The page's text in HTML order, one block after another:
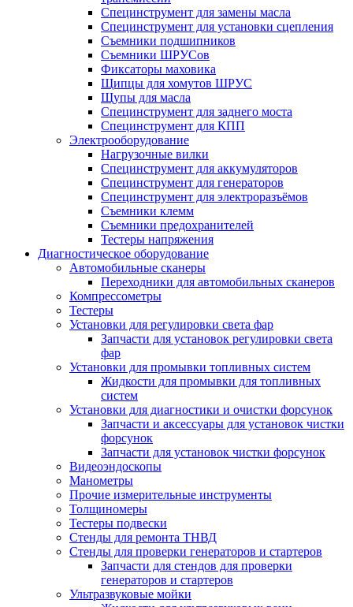
Специнструмент для замены масла
Специнструмент для установки сцепления
Съемники подшипников
Съемники ШРУСов
Фиксаторы маховика
Щипцы для хомутов ШРУС
Щупы для масла
Специнструмент для заднего моста
Специнструмент для КПП
Электрооборудование
Нагрузочные вилки
Специнструмент для аккумуляторов
Специнструмент для генераторов
Специнструмент для электроразъёмов
Съемники клемм
Съемники предохранителей
Тестеры напряжения
Диагностическое оборудование
Автомобильные сканеры
Переходники для автомобильных сканеров
Компрессометры
Тестеры
Установки для регулировки света фар
Запчасти для установок регулировки света
фар
Установки для промывки топливных систем
Жидкости для промывки для топливных
систем
Установки для диагностики и очистки форсунок
Запчасти и аксессуары для установок чистки
форсунок
Запчасти для установок чистки форсунок
Видеоэндоскопы
Манометры
Прочие измерительные инструменты
Толщиномеры
Тестеры подвески
Стенды для ремонта ТНВД
Стенды для проверки генераторов и стартеров
Запчасти для стендов для проверки
генераторов и стартеров
Ультразвуковые мойки